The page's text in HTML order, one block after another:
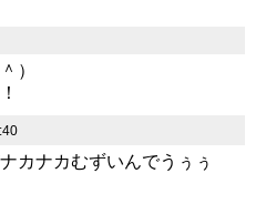
）
カナカむずいんでうぅぅ